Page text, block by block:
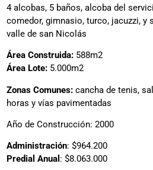
4 alcobas, 5 baños, alcoba del
comedor, gimnasio, turco, jacuzzi, y
valle de san Nicolás
Área Construida: 588m2
Área Lote: 5.000m2
Zonas Comunes: cancha de tenis,
horas y vías pavimentadas
Año de Construcción: 2000
Administración: $964.200
Predial Anual : $8.063.000